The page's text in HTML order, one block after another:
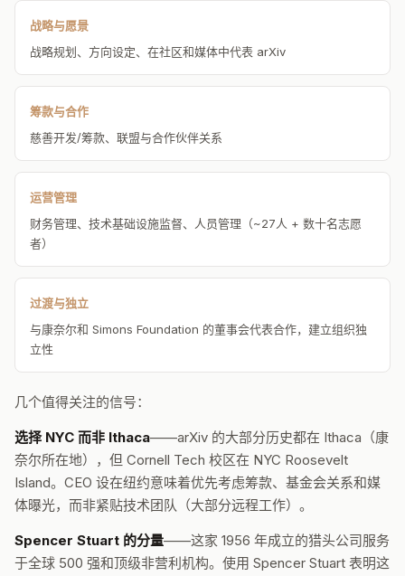
战略与愿景
战略规划、方向设定、在社区和媒体中代表 arXiv
筹款与合作
慈善开发/筹款、联盟与合作伙伴关系
运营管理
财务管理、技术基础设施监督、人员管理（~27人 + 数十名志愿
者）
过渡与独立
与康奈尔和 Simons Foundation 的董事会代表合作，建立组织独
立性
几个值得关注的信号：
选择 NYC 而非 Ithaca——arXiv 的大部分历史都在 Ithaca（康
奈尔所在地），但 Cornell Tech 校区在 NYC Roosevelt
Island。CEO 设在纽约意味着优先考虑筹款、基金会关系和媒
体曝光，而非紧贴技术团队（大部分远程工作）。
Spencer Stuart 的分量——这家 1956 年成立的猎头公司服务
于全球 500 强和顶级非营利机构。使用 Spencer Stuart 表明这